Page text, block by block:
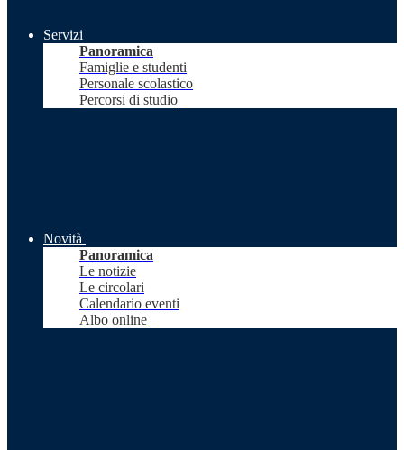
Servizi
Panoramica
Famiglie e studenti
Personale scolastico
Percorsi di studio
Novità
Panoramica
Le notizie
Le circolari
Calendario eventi
Albo online